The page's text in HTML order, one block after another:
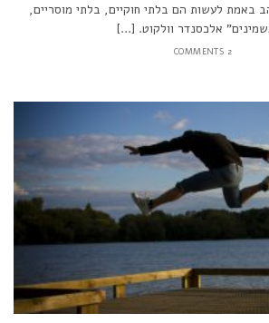
באמת לעשות הם בלתי חוקיים, בלתי מוסריים,
אלכסנדר וולקוט. [...]
2 COMMENTS